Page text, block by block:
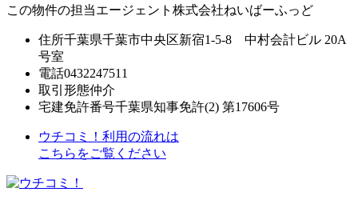
この物件の担当エージェント 株式会社ねいばーふっど
住所千葉県千葉市中央区新宿1-5-8 中村会計ビル 20A
号室
電話0432247511
取引形態仲介
宅建免許番号千葉県知事免許(2) 第17606号
ウチコミ！利用の流れは
こちらをご覧ください